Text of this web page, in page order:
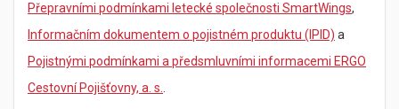
Přepravními podmínkami letecké společnosti SmartWings,
Informačním dokumentem o pojistném produktu (IPID) a
Pojistnými podmínkami a předsmluvními informacemi ERGO
Cestovní Pojišťovny, a. s.